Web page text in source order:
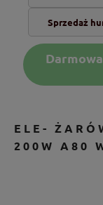
Sprzedaż
ELE-
200W A80